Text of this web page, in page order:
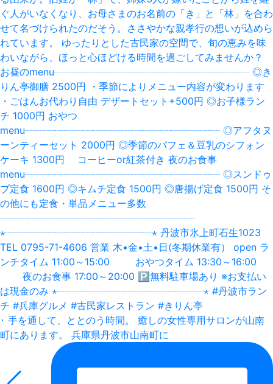
･ 手を通して、ととのう時間。 癒しの女性専用サロンが山南
町にあります。 兵庫県丹波市山南町に